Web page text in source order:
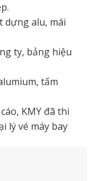
dựng alu, mái
ty, bảng hiệu
tấm
KMY đã thi
lý vé máy bay